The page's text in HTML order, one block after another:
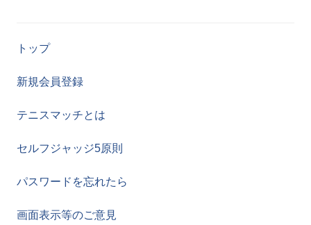
トップ
新規会員登録
テニスマッチとは
セルフジャッジ5原則
パスワードを忘れたら
画面表示等のご意見